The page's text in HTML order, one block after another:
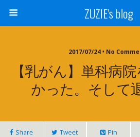
ZUZIE's blog
2017/07/24 • No
【乳がん】単科病
かった。そして
Share Tweet Pin